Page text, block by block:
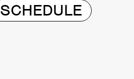
SCHEDULE